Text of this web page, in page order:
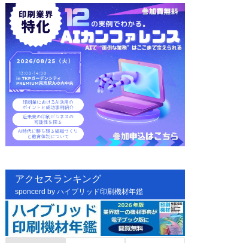
アクセスランキング
sponcerd by ハイブリッド印刷機材年鑑